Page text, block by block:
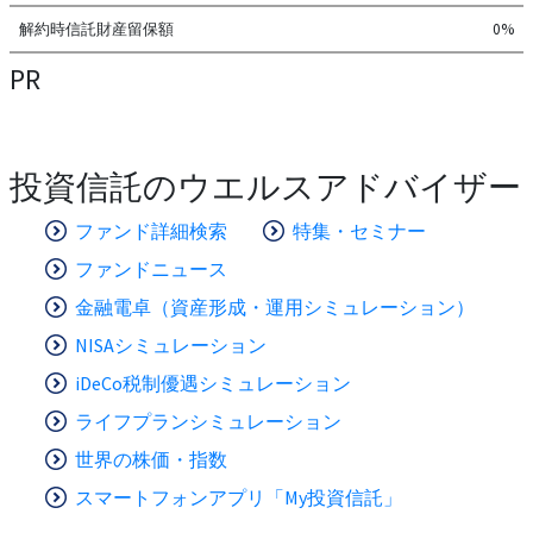
解約時信託財産留保額 0%
PR
投資信託のウエルスアドバイザー
ファンド詳細検索
特集・セミナー
ファンドニュース
金融電卓（資産形成・運用シミュレーション）
NISAシミュレーション
iDeCo税制優遇シミュレーション
ライフプランシミュレーション
世界の株価・指数
スマートフォンアプリ「My投資信託」